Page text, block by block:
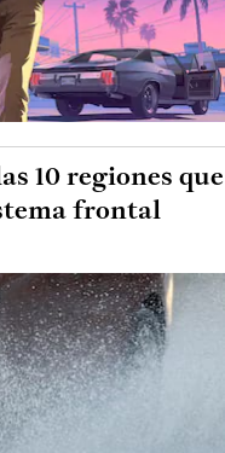
10 regiones que
frontal